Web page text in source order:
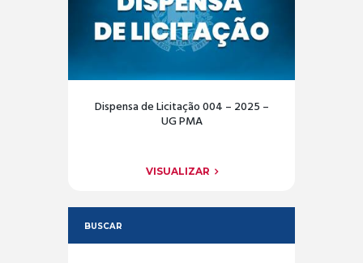
Dispensa de Licitação 004 – 2025 –
UG PMA
VISUALIZAR
BUSCAR